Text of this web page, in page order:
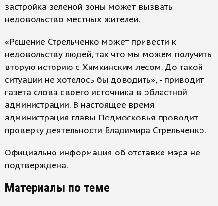
застройка зеленой зоны может вызвать
недовольство местных жителей.
«Решение Стрельченко может привести к
недовольству людей, так что мы можем получить
вторую историю с Химкинским лесом. До такой
ситуации не хотелось бы доводить», - приводит
газета слова своего источника в областной
администрации. В настоящее время
администрация главы Подмосковья проводит
проверку деятельности Владимира Стрельченко.
Официально информация об отставке мэра не
подтверждена.
Материалы по теме